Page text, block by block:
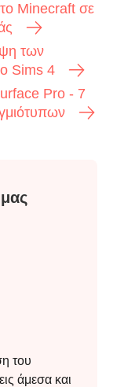
Minecraft σε
των
Sims 4
Pro - 7
του
άμεσα και